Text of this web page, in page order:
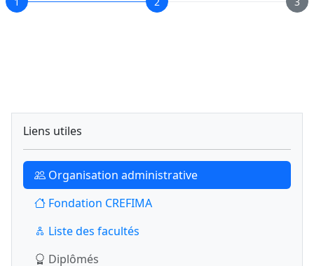
Liens utiles
Organisation administrative
Fondation CREFIMA
Liste des facultés
Diplômés